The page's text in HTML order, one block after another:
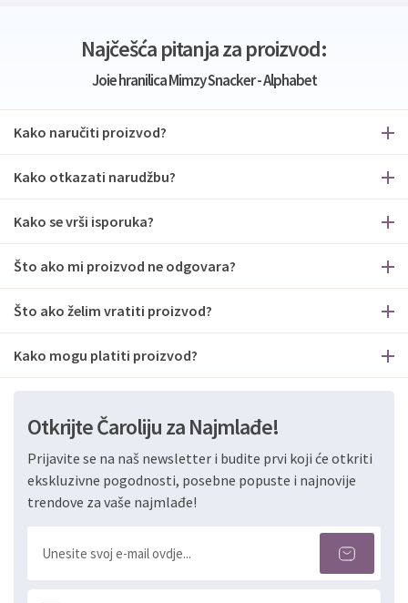
Najčešća pitanja za proizvod:
Joie hranilica Mimzy Snacker - Alphabet
Kako naručiti proizvod?
Kako otkazati narudžbu?
Kako se vrši isporuka?
Što ako mi proizvod ne odgovara?
Što ako želim vratiti proizvod?
Kako mogu platiti proizvod?
Otkrijte Čaroliju za Najmlađe!
Prijavite se na naš newsletter i budite prvi koji će otkriti
ekskluzivne pogodnosti, posebne popuste i najnovije
trendove za vaše najmlađe!